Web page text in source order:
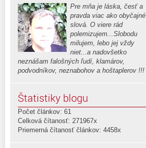
Pre mňa je láska, česť a
pravda viac ako obyčajné
slová. O viere rád
polemizujem...Slobodu
milujem, lebo jej vždy
niet...a nadovšetko
neznášam falošných ľudí, klamárov,
podvodníkov, neznabohov a hoštaplerov !!!
Štatistiky blogu
Počet článkov: 61
Celková čítanosť: 271967x
Priemerná čítanosť článkov: 4458x